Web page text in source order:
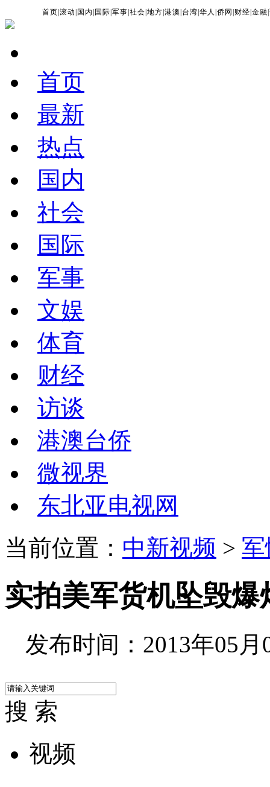
首页 |滚动 国内 国际 |军事 |社会 |地方 |港澳 台湾 |华人 |侨网 财经 |金融 |
首页
最新
热点
国内
社会
国际
军事
文娱
体育
财经
访谈
港澳台侨
微视界
东北亚电视网
当前位置： 中新视频 >
实拍美军货机坠毁
发布时间：2013年05月
搜 索
视频